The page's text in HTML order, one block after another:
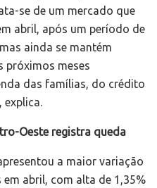
se de um mercado que
abril, após um período de
ainda se mantém
próximos meses
das famílias, do crédito
explica.
Oeste registra queda
a maior variação
abril, com alta de 1,35%